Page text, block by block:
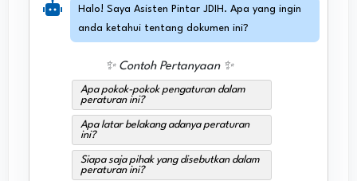
✨ Contoh Pertanyaan ✨
Apa pokok-pokok pengaturan dalam
peraturan ini?
Apa latar belakang adanya peraturan
ini?
Siapa saja pihak yang disebutkan dalam
peraturan ini?
Halo! Saya Asisten Pintar JDIH. Apa yang ingin
anda ketahui tentang dokumen ini?